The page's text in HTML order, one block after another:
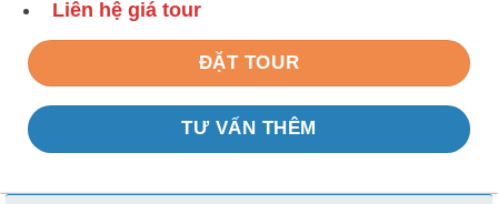
Liên hệ giá tour
ĐẶT TOUR
TƯ VẤN THÊM